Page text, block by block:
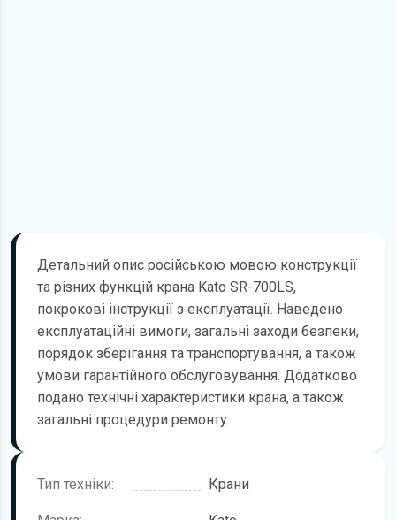
Детальний опис російською мовою конструкції
та різних функцій крана Kato SR-700LS,
покрокові інструкції з експлуатації. Наведено
експлуатаційні вимоги, загальні заходи безпеки,
порядок зберігання та транспортування, а також
умови гарантійного обслуговування. Додатково
подано технічні характеристики крана, а також
загальні процедури ремонту.
Тип техніки: Крани